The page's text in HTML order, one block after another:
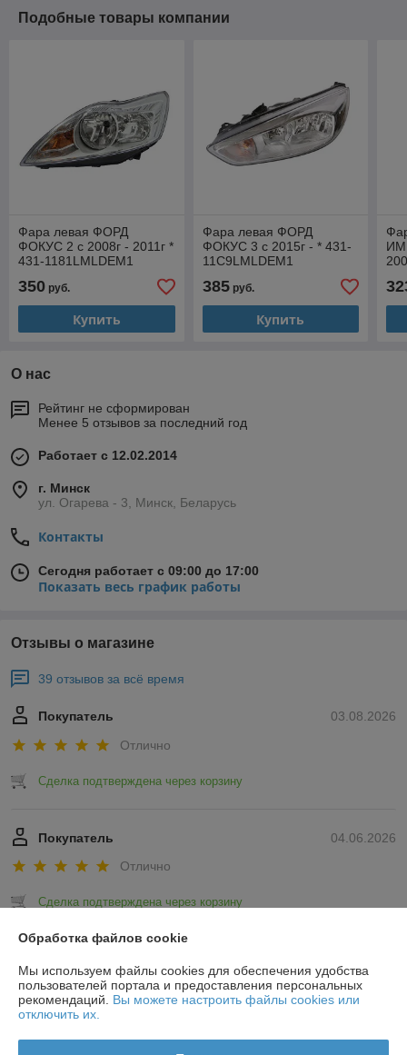
Подобные товары компании
Фара левая ФОРД
ФОКУС 2 с 2008г - 2011г *
431-1181LMLDEM1
350 руб.
Купить
Фара левая ФОРД
ФОКУС 3 с 2015г - * 431-
11C9LMLDEM1
385руб.
Купить
О нас
Рейтинг не сформирован
Менее 5 отзывов за последний год
Работает с 12.02.2014
г. Минск
ул. Огарева - 3, Минск, Беларусь
Контакты
Сегодня работает с 09:00 до 17:00
Показать весь график работы
Отзывы о магазине
39 отзывов за всё время
03.08.2026
Покупатель
Отлично
Сделка подтверждена через корзину
04.06.2026
Покупатель
Отлично
Сделка подтверждена через корзину
Показать все отзывы
О нас
Обработка файлов cookie
Мы используем файлы cookies для обеспечения удобства
пользователей портала и предоставления персональных
рекомендаций. Вы можете настроить файлы cookies или
отключить их.